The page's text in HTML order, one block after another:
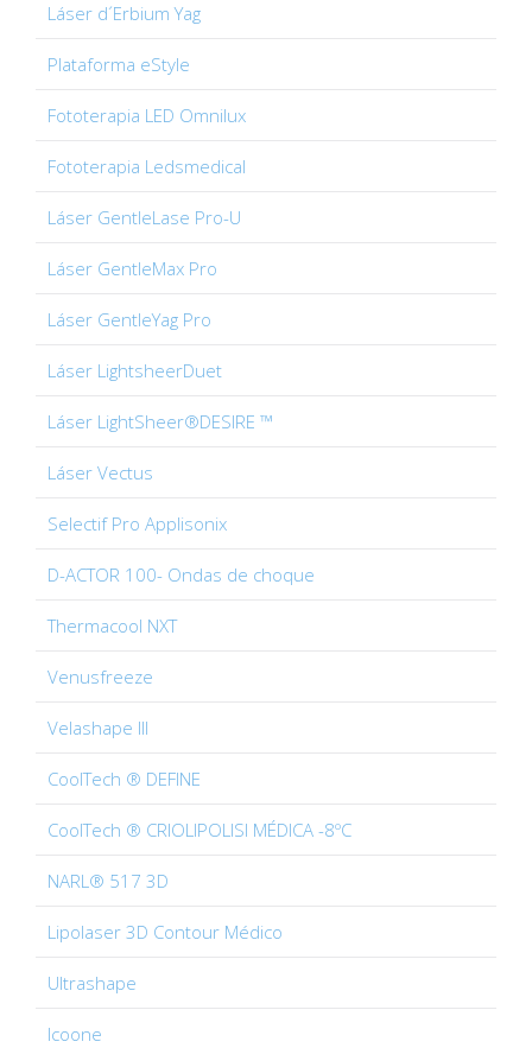
Láser d´Erbium Yag
Plataforma eStyle
Fototerapia LED Omnilux
Fototerapia Ledsmedical
Láser GentleLase Pro-U
Láser GentleMax Pro
Láser GentleYag Pro
Láser LightsheerDuet
Láser LightSheer®DESIRE ™
Láser Vectus
Selectif Pro Applisonix
D-ACTOR 100- Ondas de choque
Thermacool NXT
Venusfreeze
Velashape III
CoolTech ® DEFINE
CoolTech ® CRIOLIPOLISI MÉDICA -8ºC
NARL® 517 3D
Lipolaser 3D Contour Médico
Ultrashape
Icoone